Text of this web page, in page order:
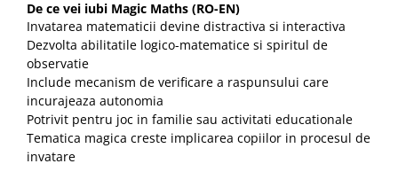
De ce vei iubi Magic Maths (RO-EN)
Invatarea matematicii devine distractiva si interactiva
Dezvolta abilitatile logico-matematice si spiritul de
observatie
Include mecanism de verificare a raspunsului care
incurajeaza autonomia
Potrivit pentru joc in familie sau activitati educationale
Tematica magica creste implicarea copiilor in procesul de
invatare